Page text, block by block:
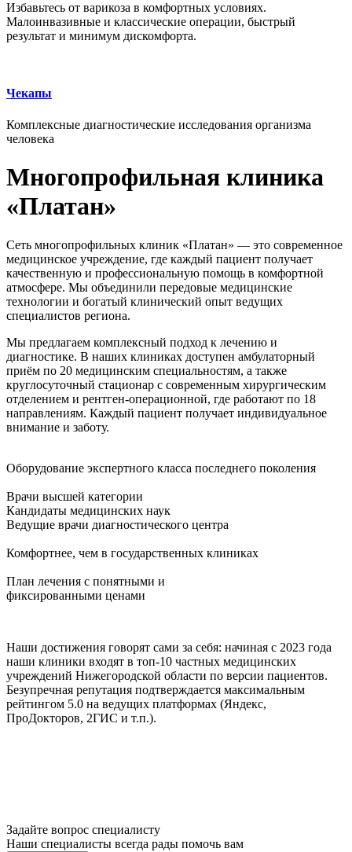
Избавьтесь от варикоза в комфортных условиях.
Малоинвазивные и классические операции, быстрый
результат и минимум дискомфорта.
Чекапы
Комплексные диагностические исследования организма
человека
Многопрофильная клиника
«Платан»
Сеть многопрофильных клиник «Платан» — это современное
медицинское учреждение, где каждый пациент получает
качественную и профессиональную помощь в комфортной
атмосфере. Мы объединили передовые медицинские
технологии и богатый клинический опыт ведущих
специалистов региона.
Мы предлагаем комплексный подход к лечению и
диагностике. В наших клиниках доступен амбулаторный
приём по 20 медицинским специальностям, а также
круглосуточный стационар с современным хирургическим
отделением и рентген-операционной, где работают по 18
направлениям. Каждый пациент получает индивидуальное
внимание и заботу.
Оборудование экспертного класса последнего поколения
Врачи высшей категории
Кандидаты медицинских наук
Ведущие врачи диагностического центра
Комфортнее, чем в государственных клиниках
План лечения с понятными и
фиксированными ценами
Наши достижения говорят сами за себя: начиная с 2023 года
наши клиники входят в топ-10 частных медицинских
учреждений Нижегородской области по версии пациентов.
Безупречная репутация подтверждается максимальным
рейтингом 5.0 на ведущих платформах (Яндекс,
ПроДокторов, 2ГИС и т.п.).
Задайте вопрос специалисту
Наши специалисты всегда рады помочь вам